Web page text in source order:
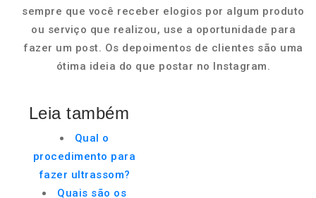
sempre que você receber elogios por algum produto
ou serviço que realizou, use a oportunidade para
fazer um post. Os depoimentos de clientes são uma
ótima ideia do que postar no Instagram.
Leia também
Qual o
procedimento para
fazer ultrassom?
Quais são os